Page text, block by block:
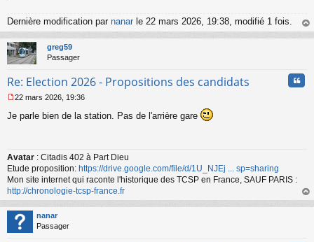
Dernière modification par nanar le 22 mars 2026, 19:38, modifié 1 fois.
au
greg59
Passager
Re: Election 2026 - Propositions des candidats
e
g
e
n
o
n
l
u
22 mars 2026, 19:36
Je parle bien de la station. Pas de l'arrière gare
Avatar : Citadis 402 à Part Dieu
Etude proposition: https://drive.google.com/file/d/1U_NJEj ... sp=sharing
Mon site internet qui raconte l'historique des TCSP en France, SAUF PARIS :
http://chronologie-tcsp-france.fr
au
nanar
Passager